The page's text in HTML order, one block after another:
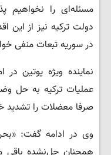
مسئله‌ای را نخواهیم
دولت ترکیه نیز از این
در سوریه تبعات منفی
نماینده ویژه پوتین
عملیات ترکیه به حل
صرفا معضلات را تشدید
وی در ادامه گفت: